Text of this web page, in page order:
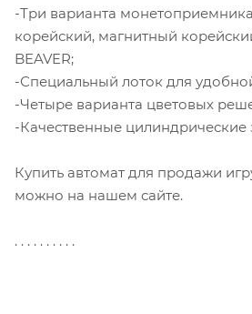
-Три варианта
корейский, магнитный
BEAVER;
-Специальный лоток для
-Четыре варианта цветовых
-Качественные цилиндрические
Купить автомат для продажи
можно на нашем сайте.
. . . . . . . . . .